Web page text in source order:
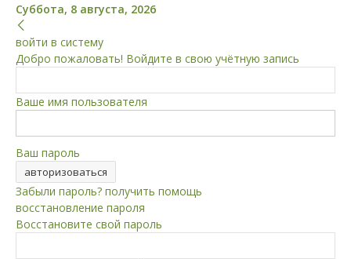
Суббота, 8 августа, 2026
войти в систему
Добро пожаловать! Войдите в свою учётную запись
Ваше имя пользователя
Ваш пароль
Забыли пароль? получить помощь
восстановление пароля
Восстановите свой пароль